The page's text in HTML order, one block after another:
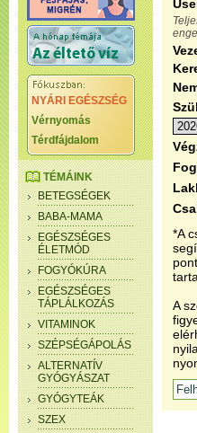
NYÁRI EGÉSZSÉG
Vérnyomás
Térdfájdalom
TÉMÁINK
BETEGSÉGEK
BABA-MAMA
EGÉSZSÉGES
ÉLETMÓD
FOGYÓKÚRA
EGÉSZSÉGES
TÁPLÁLKOZÁS
VITAMINOK
SZÉPSÉGÁPOLÁS
ALTERNATÍV
GYÓGYÁSZAT
GYÓGYTEÁK
SZEX
*A
A